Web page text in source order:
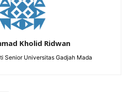
Kholid Ridwan
Senior Universitas Gadjah Mada